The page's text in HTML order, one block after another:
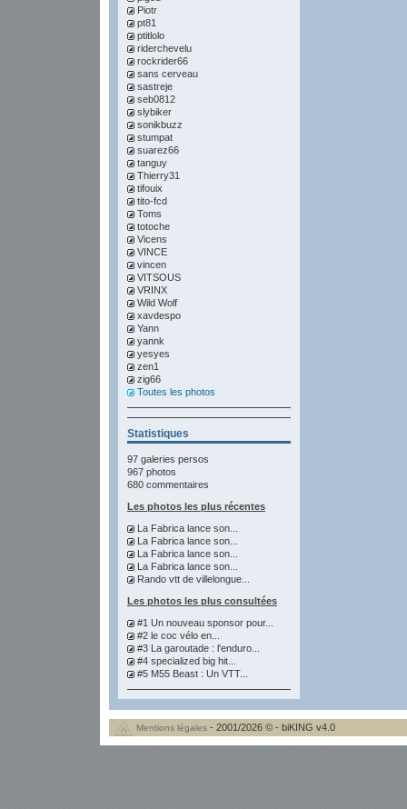
Piotr
pt81
ptitlolo
riderchevelu
rockrider66
sans cerveau
sastreje
seb0812
slybiker
sonikbuzz
stumpat
suarez66
tanguy
Thierry31
tifouix
tito-fcd
Toms
totoche
Vicens
VINCE
vincen
VITSOUS
VRINX
Wild Wolf
xavdespo
Yann
yannk
yesyes
zen1
zig66
Toutes les photos
Statistiques
97 galeries persos
967 photos
680 commentaires
Les photos les plus récentes
La Fabrica lance son...
La Fabrica lance son...
La Fabrica lance son...
La Fabrica lance son...
Rando vtt de villelongue...
Les photos les plus consultées
#1 Un nouveau sponsor pour...
#2 le coc vélo en...
#3 La garoutade : l'enduro...
#4 specialized big hit...
#5 M55 Beast : Un VTT...
Mentions légales - 2001/2026 © - biKING v4.0